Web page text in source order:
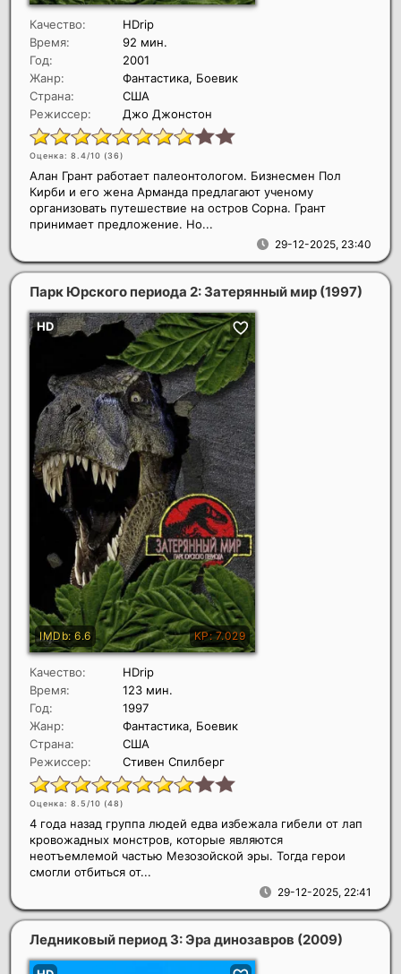
Качество:
HDrip
Время:
92 мин.
Год:
2001
Жанр:
Фантастика, Боевик
Страна:
США
Режиссер:
Джо Джонстон
Оценка: 8.4/10 (36)
29-12-2025, 23:40
Алан Грант работает палеонтологом. Бизнесмен Пол
Кирби и его жена Арманда предлагают ученому
организовать путешествие на остров Сорна. Грант
принимает предложение. Но...
Парк Юрского периода 2: Затерянный мир (1997)
Качество:
HDrip
Время:
123 мин.
Год:
1997
Жанр:
Фантастика, Боевик
Страна:
США
Режиссер:
Стивен Спилберг
Оценка: 8.5/10 (48)
29-12-2025, 22:41
4 года назад группа людей едва избежала гибели от лап
кровожадных монстров, которые являются
неотъемлемой частью Мезозойской эры. Тогда герои
смогли отбиться от...
Ледниковый период 3: Эра динозавров (2009)